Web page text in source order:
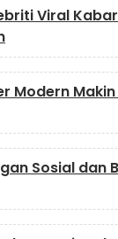
Viral
Modern
Sosial dan